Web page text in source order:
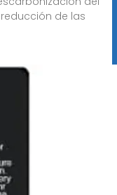
de las